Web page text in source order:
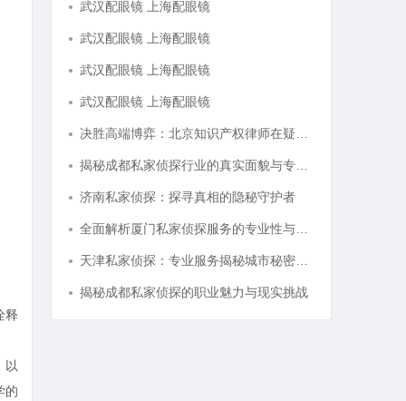
释
以
的
武汉配眼镜 上海配眼镜
武汉配眼镜 上海配眼镜
武汉配眼镜 上海配眼镜
武汉配眼镜 上海配眼镜
济南私家侦探：探寻真相的隐秘守护者
揭秘成都私家侦探的职业魅力与现实挑战